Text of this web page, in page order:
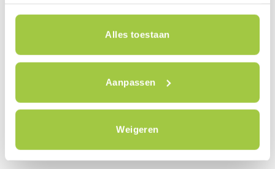
Alles toestaan
Aanpassen
Weigeren